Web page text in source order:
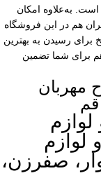
به‌علاوه امکان
هم در این فروشگاه
رسیدن به بهترین
برای شما تضمین
مهربان
لوازم
صفرزن،